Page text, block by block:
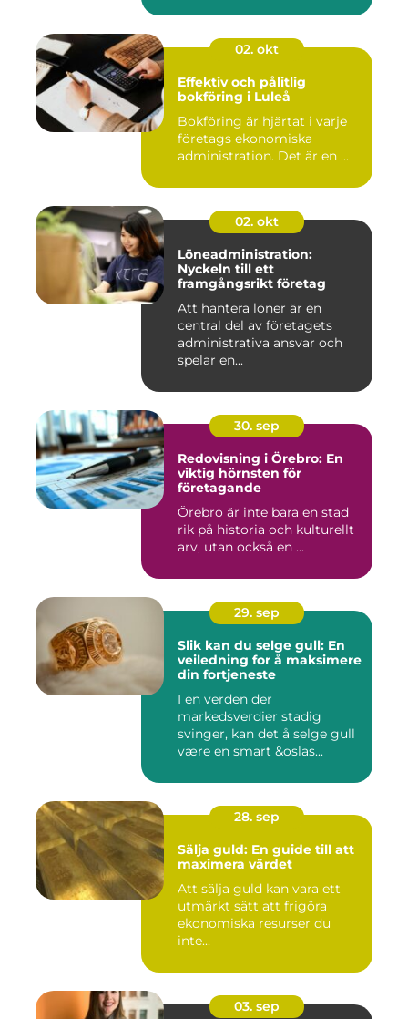
02. okt
Effektiv och pålitlig
bokföring i Luleå
Bokföring är hjärtat i varje
företags ekonomiska
administration. Det är en ...
02. okt
Löneadministration:
Nyckeln till ett
framgångsrikt företag
Att hantera löner är en
central del av företagets
administrativa ansvar och
spelar en...
30. sep
Redovisning i Örebro: En
viktig hörnsten för
företagande
Örebro är inte bara en stad
rik på historia och kulturellt
arv, utan också en ...
29. sep
Slik kan du selge gull: En
veiledning for å maksimere
din fortjeneste
I en verden der
markedsverdier stadig
svinger, kan det å selge gull
være en smart &oslas...
28. sep
Sälja guld: En guide till att
maximera värdet
Att sälja guld kan vara ett
utmärkt sätt att frigöra
ekonomiska resurser du
inte...
03. sep